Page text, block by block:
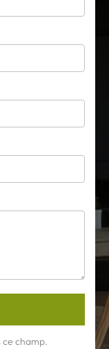
ce champ.